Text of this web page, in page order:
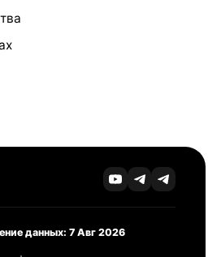
данных: 7 Авг 2026